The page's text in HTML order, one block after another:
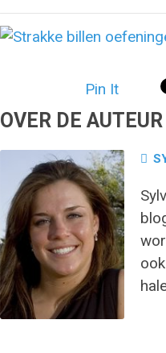
Pin It
OVER DE AUTEUR